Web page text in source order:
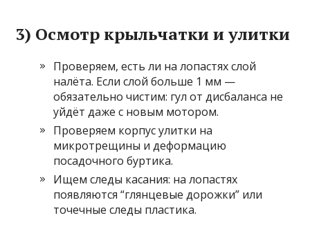
3) Осмотр крыльчатки и улитки
Проверяем, есть ли на лопастях слой
налёта. Если слой больше 1 мм —
обязательно чистим: гул от дисбаланса не
уйдёт даже с новым мотором.
Проверяем корпус улитки на
микротрещины и деформацию
посадочного буртика.
Ищем следы касания: на лопастях
появляются “глянцевые дорожки” или
точечные следы пластика.